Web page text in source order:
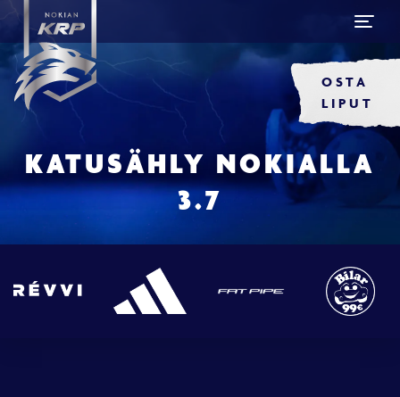
OSTA
LIPUT
KATUSÄHLY NOKIALLA
3.7